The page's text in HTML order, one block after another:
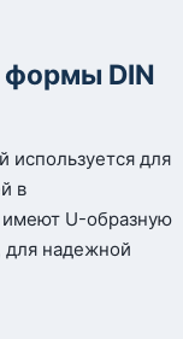
формы DIN
используется для
в
U-образную
для надежной